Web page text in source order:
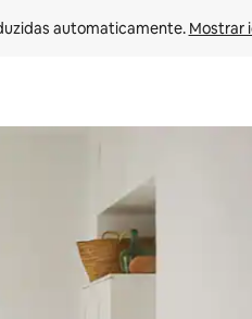
automaticamente. Mostrar